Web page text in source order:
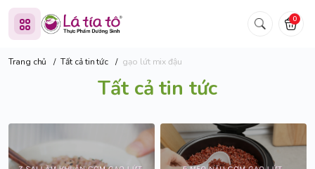
0
Trang chủ / Tất cả tin tức / gạo lứt mix đậu
Tất cả tin tức